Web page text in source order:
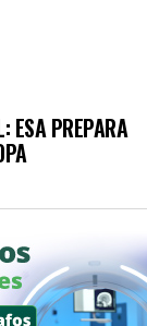
ESA PREPARA